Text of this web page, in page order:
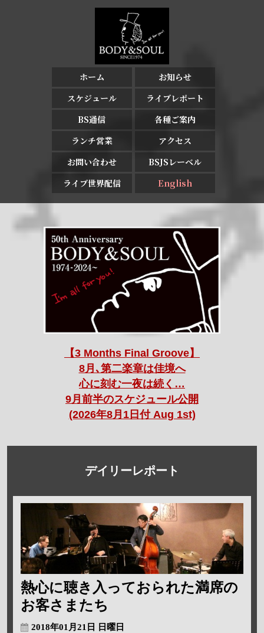
ホーム
お知らせ
スケジュール
ライブレポート
BS通信
各種ご案内
ランチ営業
アクセス
お問い合わせ
BSJSレーベル
ライブ世界配信
English
【3 Months Final Groove】
8月､第二楽章は佳境へ
心に刻む一夜は続く…
9月前半のスケジュール公開
(2026年8月1日付 Aug 1st)
デイリーレポート
熱心に聴き入っておられた満席の
お客さまたち
2018年01月21日 日曜日